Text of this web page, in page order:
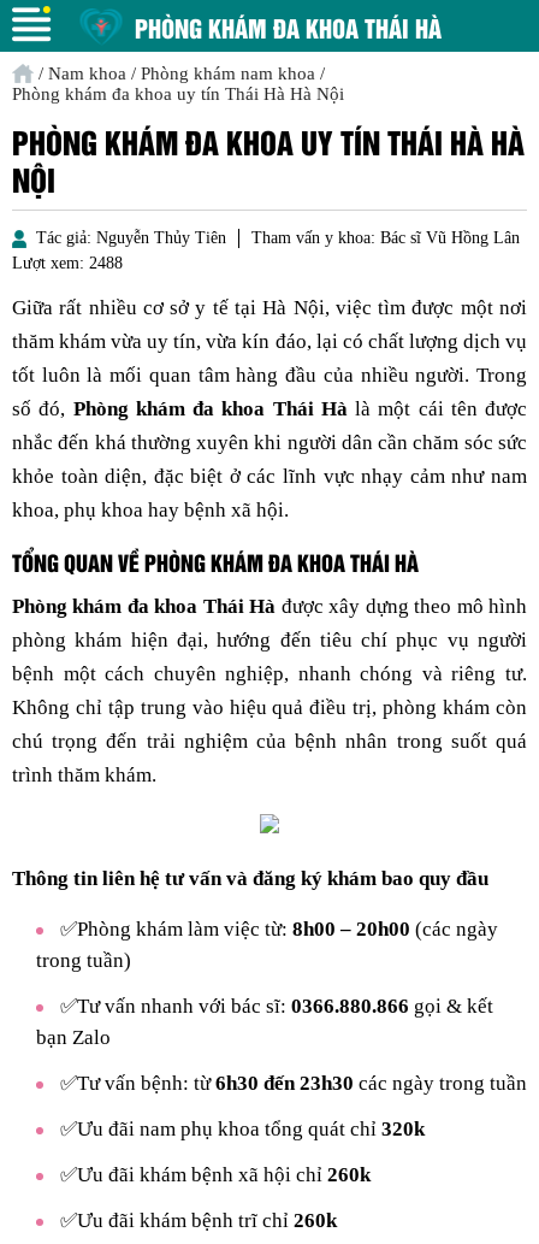
PHÒNG KHÁM ĐA KHOA THÁI HÀ
/ Nam khoa / Phòng khám nam khoa /
Phòng khám đa khoa uy tín Thái Hà Hà Nội
PHÒNG KHÁM ĐA KHOA UY TÍN THÁI HÀ HÀ
NỘI
Tác giả: Nguyễn Thủy Tiên Tham vấn y khoa: Bác sĩ Vũ Hồng Lân
Lượt xem: 2488
Giữa rất nhiều cơ sở y tế tại Hà Nội, việc tìm được một nơi
thăm khám vừa uy tín, vừa kín đáo, lại có chất lượng dịch vụ
tốt luôn là mối quan tâm hàng đầu của nhiều người. Trong
số đó, Phòng khám đa khoa Thái Hàlà một cái tên được
nhắc đến khá thường xuyên khi người dân cần chăm sóc sức
khỏe toàn diện, đặc biệt ở các lĩnh vực nhạy cảm như nam
khoa, phụ khoa hay bệnh xã hội.
TỔNG QUAN VỀ PHÒNG KHÁM ĐA KHOA THÁI HÀ
Phòng khám đa khoa Thái Hà được xây dựng theo mô hình
phòng khám hiện đại, hướng đến tiêu chí phục vụ người
bệnh một cách chuyên nghiệp, nhanh chóng và riêng tư.
Không chỉ tập trung vào hiệu quả điều trị, phòng khám còn
chú trọng đến trải nghiệm của bệnh nhân trong suốt quá
trình thăm khám.
Thông tin liên hệ tư vấn và đăng ký khám bao quy đầu
✅Phòng khám làm việc từ: 8h00 – 20h00 (các ngày
trong tuần)
✅Tư vấn nhanh với bác sĩ: 0366.880.866 gọi & kết
bạn Zalo
✅Tư vấn bệnh: từ6h30 đến 23h30 các ngày trong tuần
✅Ưu đãi nam phụ khoa tổng quát chỉ 320k
✅Ưu đãi khám bệnh xã hội chỉ 260k
✅Ưu đãi khám bệnh trĩ chỉ 260k